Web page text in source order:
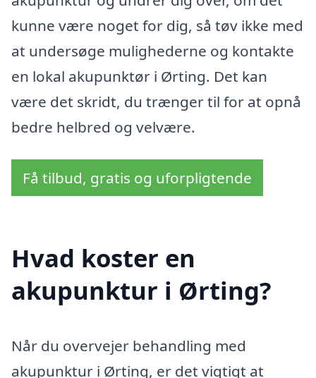
kunne være noget for dig, så tøv ikke med
at undersøge mulighederne og kontakte
en lokal akupunktør i Ørting. Det kan
være det skridt, du trænger til for at opnå
bedre helbred og velvære.
Få tilbud, gratis og uforpligtende
Hvad koster en
akupunktur i Ørting?
Når du overvejer behandling med
akupunktur i Ørting, er det vigtigt at